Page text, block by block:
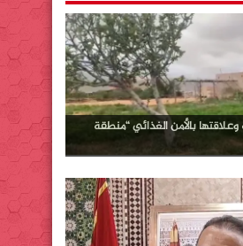
وعلاقتها بالأمن الغذائي “منطقة